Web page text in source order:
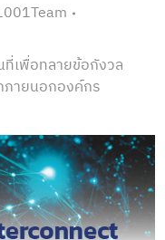
ที่เพื่อทลายข้อกังวล
ภายนอกองค์กร